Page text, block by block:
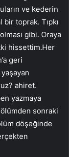
ve kederin
toprak. Tıpkı
gibi. Oraya
hissettim.Her
geri
ahiret.
yazmaya
sonraki
döşeğinde